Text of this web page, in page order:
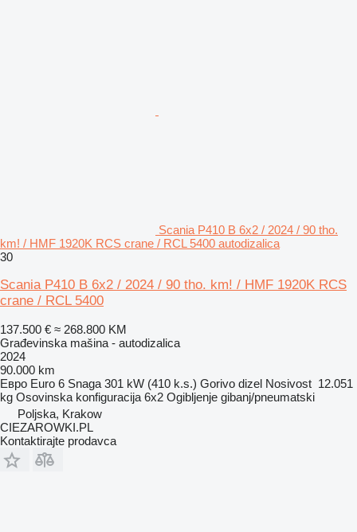
Scania P410 B 6x2 / 2024 / 90 tho.
km! / HMF 1920K RCS crane / RCL 5400 autodizalica
30
Scania P410 B 6x2 / 2024 / 90 tho. km! / HMF 1920K RCS
crane / RCL 5400
137.500 € ≈ 268.800 KM
Građevinska mašina - autodizalica
2024
90.000 km
Евро Euro 6 Snaga 301 kW (410 k.s.) Gorivo dizel Nosivost 12.051
kg Osovinska konfiguracija 6x2 Ogibljenje gibanj/pneumatski
Poljska, Krakow
CIEZAROWKI.PL
Kontaktirajte prodavca